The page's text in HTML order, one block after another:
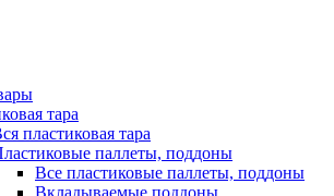
тара
пластиковая тара
паллеты, поддоны
Все пластиковые паллеты, поддоны
Вкладываемые поддоны